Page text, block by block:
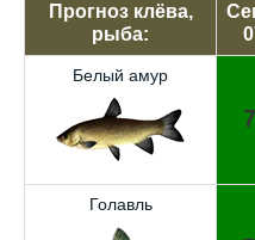
Прогноз клёва,
рыба:
Белый амур
Голавль